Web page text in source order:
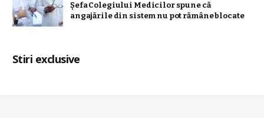
Șefa Colegiului Medicilor spune că
angajările din sistem nu pot rămâne blocate
Stiri exclusive